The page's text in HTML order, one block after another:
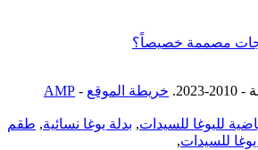
مصممة خصيصاً؟
خريطة الموقع -
AMP
لليوغا للسيدات, بدلة يوغا نسائية, طقم
يوغا للسيدات,